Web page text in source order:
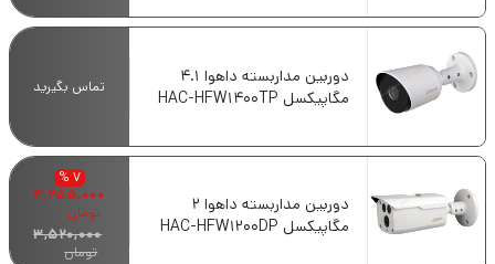
دوربین مداربسته داهوا 4.1
مگاپیکسل HAC-HFW1400TP
تماس بگیرید
دوربین مداربسته داهوا 2
مگاپیکسل HAC-HFW1200DP
7 %
3,255,000
تومان
3,520,000
تومان